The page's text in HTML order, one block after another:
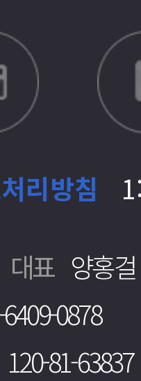
리방침
대표 양홍걸
0878
120-81-63837